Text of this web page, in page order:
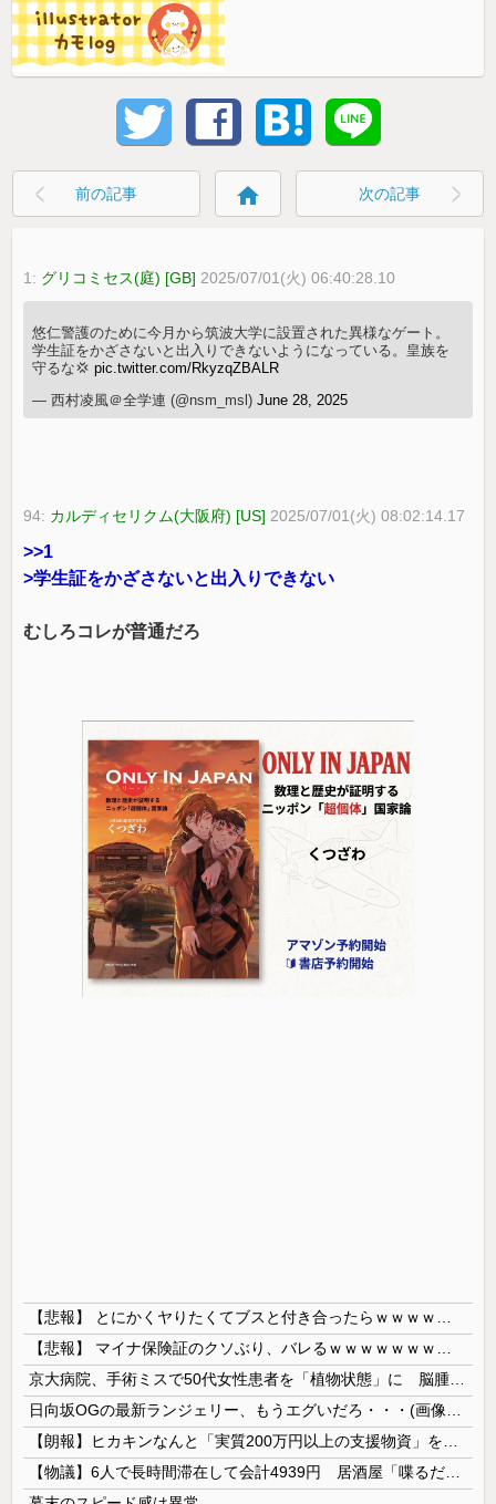
前の記事 home 次の記事
1: グリコミセス(庭) [GB] 2025/07/01(火) 06:40:28.10
悠仁警護のために今月から筑波大学に設置された異様なゲート。
学生証をかざさないと出入りできないようになっている。皇族を
守るな💢pic.twitter.com/RkyzqZBALR
— 西村凌風＠全学連 (@nsm_msl)June 28, 2025
94: カルディセリクム(大阪府) [US] 2025/07/01(火) 08:02:14.17
>>1
>学生証をかざさないと出入りできない
むしろコレが普通だろ